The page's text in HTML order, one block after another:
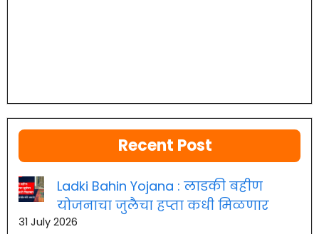
Recent Post
Ladki Bahin Yojana : लाडकी बहीण
योजनाचा जुलैचा हप्ता कधी मिळणार
31 July 2026